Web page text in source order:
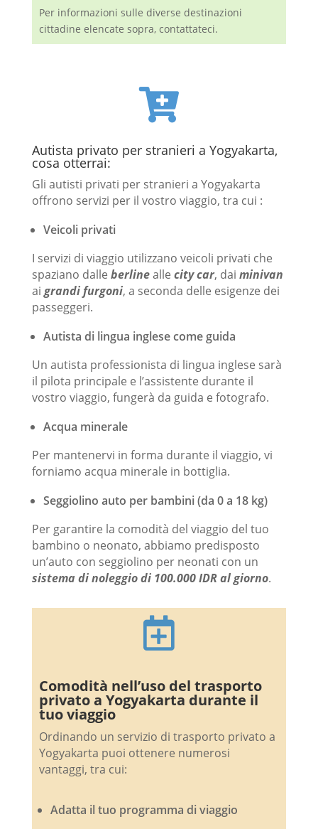
Per informazioni sulle diverse destinazioni
cittadine elencate sopra, contattateci.

Autista privato per stranieri a Yogyakarta,
cosa otterrai:
Gli autisti privati ​​per stranieri a Yogyakarta
offrono servizi per il vostro viaggio, tra cui :
Veicoli privati
I servizi di viaggio utilizzano veicoli privati ​​che
spaziano dalle berlinealle city car, dai minivan
ai grandi furgoni, a seconda delle esigenze dei
passeggeri.
Autista di lingua inglese come guida
Un autista professionista di lingua inglese sarà
il pilota principale e l’assistente durante il
vostro viaggio, fungerà da guida e fotografo.
Acqua minerale
Per mantenervi in ​​forma durante il viaggio, vi
forniamo acqua minerale in bottiglia.
Seggiolino auto per bambini (da 0 a 18 kg)
Per garantire la comodità del viaggio del tuo
bambino o neonato, abbiamo predisposto
un’auto con seggiolino per neonati con un
sistema di noleggio di 100.000 IDR al giorno.

Comodità nell’uso del trasporto
privato a Yogyakarta durante il
tuo viaggio
Ordinando un servizio di trasporto privato a
Yogyakarta puoi ottenere numerosi
vantaggi, tra cui:
Adatta il tuo programma di viaggio